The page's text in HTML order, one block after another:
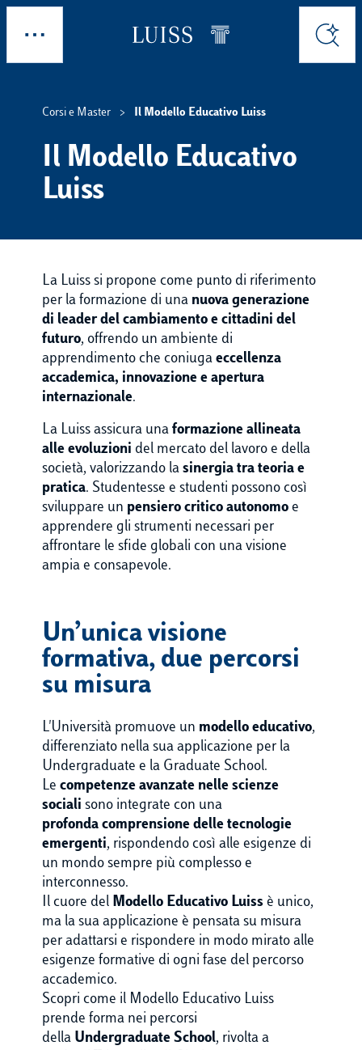
Skip to main content
Cerca
Corsi e Master Il Modello Educativo Luiss
Il Modello Educativo
Luiss
La Luiss si propone come punto di riferimento
per la formazione di una nuova generazione
di leader del cambiamento e cittadini del
futuro, offrendo un ambiente di
apprendimento che coniuga eccellenza
accademica, innovazione e apertura
internazionale.
La Luiss assicura una formazione allineata
alle evoluzioni del mercato del lavoro e della
società, valorizzando la sinergia tra teoria e
pratica. Studentesse e studenti possono così
sviluppare un pensiero critico autonomo e
apprendere gli strumenti necessari per
affrontare le sfide globali con una visione
ampia e consapevole.
Un’unica visione
formativa, due percorsi
su misura
L'Università promuove un modello educativo,
differenziato nella sua applicazione per la
Undergraduate e la Graduate School.
Le competenze avanzate nelle scienze
sociali sono integrate con una
profonda comprensione delle tecnologie
emergenti, rispondendo così alle esigenze di
un mondo sempre più complesso e
interconnesso.
Il cuore del Modello Educativo Luiss è unico,
ma la sua applicazione è pensata su misura
per adattarsi e rispondere in modo mirato alle
esigenze formative di ogni fase del percorso
accademico.
Scopri come il Modello Educativo Luiss
prende forma nei percorsi
della Undergraduate School, rivolta a